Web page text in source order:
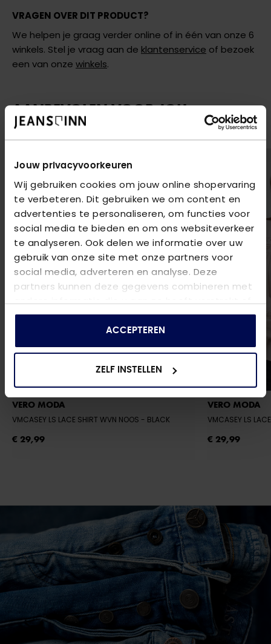
Jouw privacyvoorkeuren
Wij gebruiken cookies om jouw online shopervaring
te verbeteren. Dit gebruiken we om content en
advertenties te personaliseren, om functies voor
social media te bieden en om ons websiteverkeer
te analyseren. Ook delen we informatie over uw
gebruik van onze site met onze partners voor
social media, adverteren en analyse. Deze
partners kunnen deze gegevens combineren met
andere informatie die u aan ze heeft verstrekt of
die ze hebben verzameld op basis van uw gebruik
ACCEPTEREN
ZELF INSTELLEN
VRAGEN OVER DIT PRODUCT?
We helpen je graag verder online of in één van onze 6
winkels. Stel je vraag aan de klantenservice of bezoek
een van onze winkels.
AANBEVOLEN VOOR JOU
Shop hier de meest recente items van Vero Moda
VERO MODA
VMCASEY LS LACE SHIRT WVN NOOS - BLACK
€ 29,99
VERO MODA
VMCASEY LS
€ 29,99